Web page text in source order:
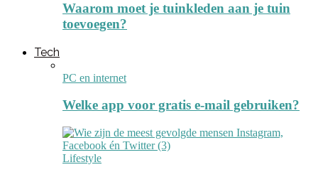
Waarom moet je tuinkleden aan je tuin
toevoegen?
Tech
PC en internet
Welke app voor gratis e-mail gebruiken?
Lifestyle